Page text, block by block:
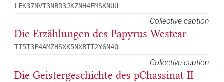
LFK37NVT3NBR3JKZNH4EMSKNUU
Collective caption
Die Erzählungen des Papyrus Westcar
TI5T3F4AMZHSXK5NXBTT2Y6N4Q
Collective caption
Die Geistergeschichte des pChassinat II